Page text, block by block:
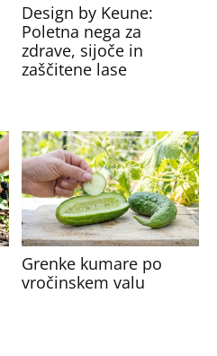
Design by Keune:
Poletna nega za
zdrave, sijoče in
zaščitene lase
Grenke kumare po
vročinskem valu